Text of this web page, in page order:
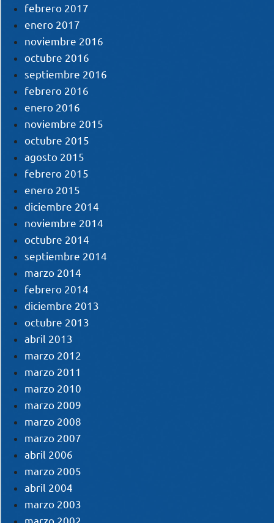
febrero 2017
enero 2017
noviembre 2016
octubre 2016
septiembre 2016
febrero 2016
enero 2016
noviembre 2015
octubre 2015
agosto 2015
febrero 2015
enero 2015
diciembre 2014
noviembre 2014
octubre 2014
septiembre 2014
marzo 2014
febrero 2014
diciembre 2013
octubre 2013
abril 2013
marzo 2012
marzo 2011
marzo 2010
marzo 2009
marzo 2008
marzo 2007
abril 2006
marzo 2005
abril 2004
marzo 2003
marzo 2002